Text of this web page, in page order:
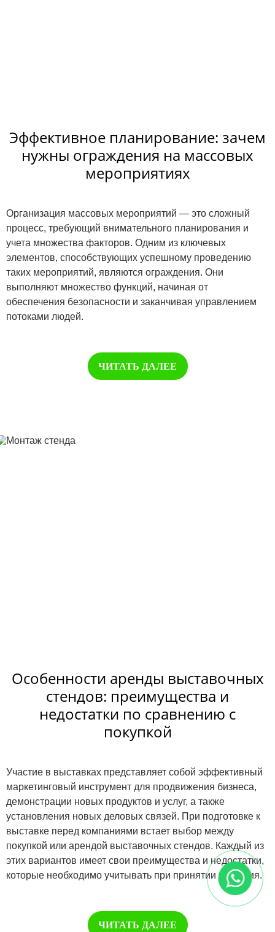
Эффективное планирование: зачем
нужны ограждения на массовых
мероприятиях
Организация массовых мероприятий — это сложный
процесс, требующий внимательного планирования и
учета множества факторов. Одним из ключевых
элементов, способствующих успешному проведению
таких мероприятий, являются ограждения. Они
выполняют множество функций, начиная от
обеспечения безопасности и заканчивая управлением
потоками людей.
ЧИТАТЬ ДАЛЕЕ
Особенности аренды выставочных
стендов: преимущества и
недостатки по сравнению с
покупкой
Участие в выставках представляет собой эффективный
маркетинговый инструмент для продвижения бизнеса,
демонстрации новых продуктов и услуг, а также
установления новых деловых связей. При подготовке к
выставке перед компаниями встает выбор между
покупкой или арендой выставочных стендов. Каждый из
этих вариантов имеет свои преимущества и недостатки,
которые необходимо учитывать при принятии решения.
ЧИТАТЬ ДАЛЕЕ